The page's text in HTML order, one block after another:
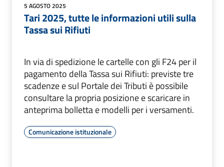
5 AGOSTO 2025
Tari 2025, tutte le informazioni utili sulla
Tassa sui Rifiuti
In via di spedizione le cartelle con gli F24 per il
pagamento della Tassa sui Rifiuti: previste tre
scadenze e sul Portale dei Tributi è possibile
consultare la propria posizione e scaricare in
anteprima bolletta e modelli per i versamenti.
Comunicazione istituzionale